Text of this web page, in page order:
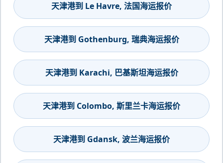
天津港到 Le Havre, 法国海运报价
天津港到 Gothenburg, 瑞典海运报价
天津港到 Karachi, 巴基斯坦海运报价
天津港到 Colombo, 斯里兰卡海运报价
天津港到 Gdansk, 波兰海运报价